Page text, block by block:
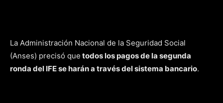
La Administración Nacional de la Seguridad Social
(Anses) precisó que todos los pagos de la segunda
ronda del IFE se harán a través del sistema bancario.